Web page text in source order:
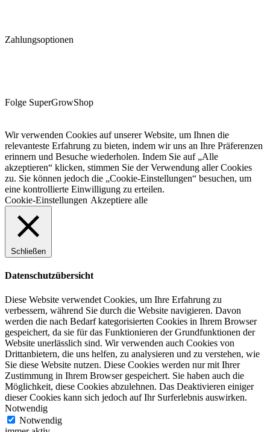
Zahlungsoptionen
Folge SuperGrowShop
Wir verwenden Cookies auf unserer Website, um Ihnen die
relevanteste Erfahrung zu bieten, indem wir uns an Ihre Präferenzen
erinnern und Besuche wiederholen. Indem Sie auf „Alle
akzeptieren“ klicken, stimmen Sie der Verwendung aller Cookies
zu. Sie können jedoch die „Cookie-Einstellungen“ besuchen, um
eine kontrollierte Einwilligung zu erteilen.
Cookie-Einstellungen Akzeptiere alle
Schließen
Datenschutzübersicht
Diese Website verwendet Cookies, um Ihre Erfahrung zu
verbessern, während Sie durch die Website navigieren. Davon
werden die nach Bedarf kategorisierten Cookies in Ihrem Browser
gespeichert, da sie für das Funktionieren der Grundfunktionen der
Website unerlässlich sind. Wir verwenden auch Cookies von
Drittanbietern, die uns helfen, zu analysieren und zu verstehen, wie
Sie diese Website nutzen. Diese Cookies werden nur mit Ihrer
Zustimmung in Ihrem Browser gespeichert. Sie haben auch die
Möglichkeit, diese Cookies abzulehnen. Das Deaktivieren einiger
dieser Cookies kann sich jedoch auf Ihr Surferlebnis auswirken.
Notwendig
Notwendig